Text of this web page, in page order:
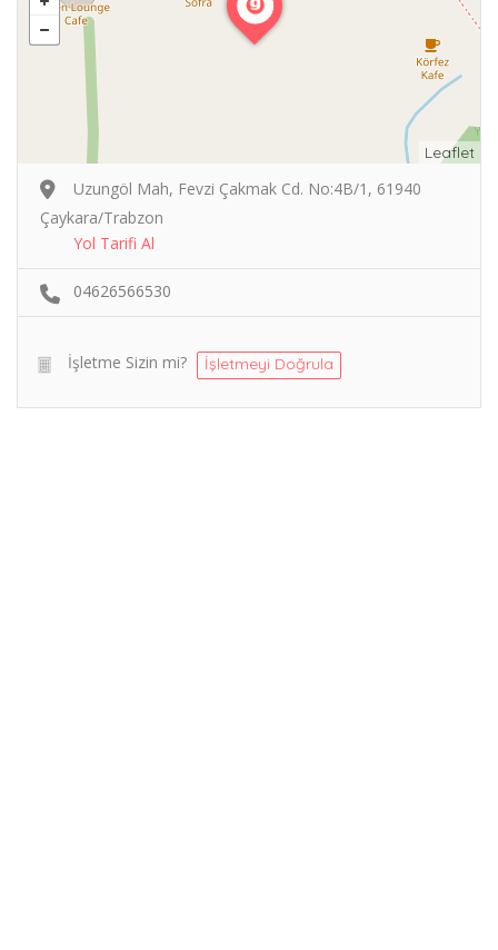
Leaflet
Uzungöl Mah, Fevzi Çakmak Cd. No:4B/1, 61940
Çaykara/Trabzon
Yol Tarifi Al
04626566530
İşletme Sizin mi? İşletmeyi Doğrula